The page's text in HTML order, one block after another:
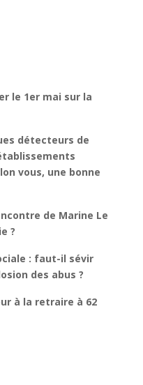
le 1er mai sur la
détecteurs de
vous, une bonne
de Marine Le
?
: faut-il sévir
des abus ?
à la retraire à 62